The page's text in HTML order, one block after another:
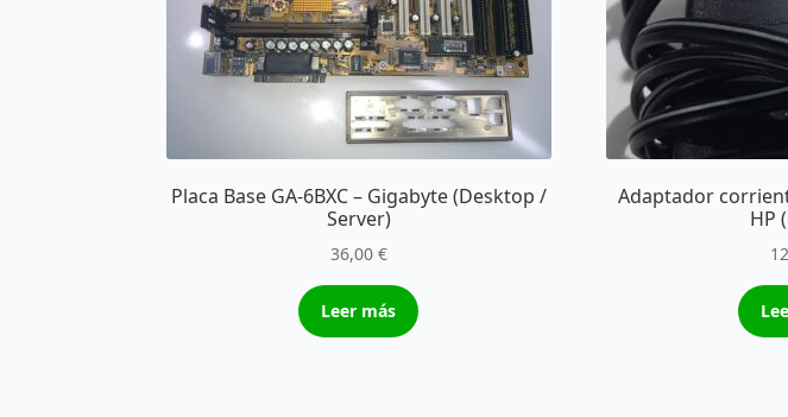
Placa Base GA-6BXC – Gigabyte (Desktop /
Server)
36,00 €
Leer más
Adaptador
HP